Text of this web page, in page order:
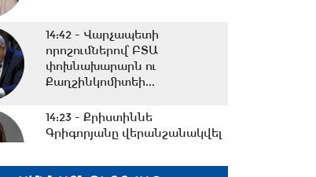
14:42 - Վարչապետի
որոշումներով՝ ԲՏԱ
փոխնախարարն ու
Քաղշինկոմիտեի...
14:23 - Քրիստիննե
Գրիգորյանը վերանշանակվել
հետախուզության...